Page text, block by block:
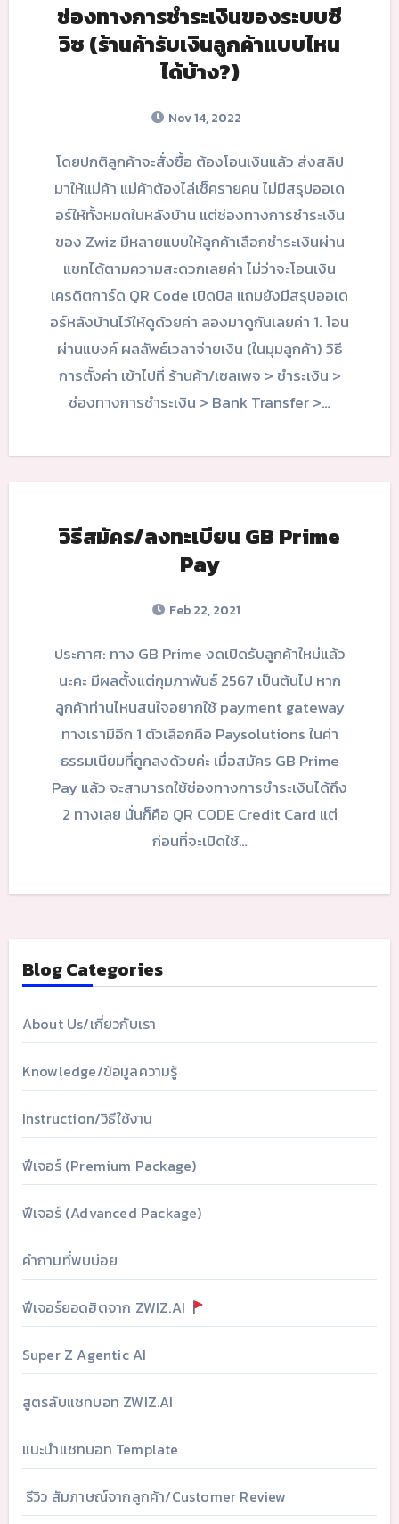
ช่องทางการชำระเงินของระบบซี
วิซ (ร้านค้ารับเงินลูกค้าแบบไหน
ได้บ้าง?)
Nov 14, 2022
โดยปกติลูกค้าจะสั่งซื้อ ต้องโอนเงินแล้ว ส่งสลิป
มาให้แม่ค้า แม่ค้าต้องไล่เช็ครายคน ไม่มีสรุปออเด
อร์ให้ทั้งหมดในหลังบ้าน แต่ช่องทางการชำระเงิน
ของ Zwiz มีหลายแบบให้ลูกค้าเลือกชำระเงินผ่าน
แชทได้ตามความสะดวกเลยค่า ไม่ว่าจะโอนเงิน
เครดิตการ์ด QR Code เปิดบิล แถมยังมีสรุปออเด
อร์หลังบ้านไว้ให้ดูด้วยค่า ลองมาดูกันเลยค่า 1. โอน
ผ่านแบงค์ ผลลัพธ์เวลาจ่ายเงิน (ในมุมลูกค้า) วิธี
การตั้งค่า เข้าไปที่ ร้านค้า/เซลเพจ > ชำระเงิน >
ช่องทางการชำระเงิน > Bank Transfer >…
วิธีสมัคร/ลงทะเบียน GB Prime
Pay
Feb 22, 2021
ประกาศ: ทาง GB Prime งดเปิดรับลูกค้าใหม่แล้ว
นะคะ มีผลตั้งแต่กุมภาพันธ์ 2567 เป็นต้นไป หาก
ลูกค้าท่านไหนสนใจอยากใช้ payment gateway
ทางเรามีอีก 1 ตัวเลือกคือ Paysolutions ในค่า
ธรรมเนียมที่ถูกลงด้วยค่ะ เมื่อสมัคร GB Prime
Pay แล้ว จะสามารถใช้ช่องทางการชำระเงินได้ถึง
2 ทางเลย นั่นก็คือ QR CODE Credit Card แต่
ก่อนที่จะเปิดใช้…
Blog Categories
About Us/เกี่ยวกับเรา
Knowledge/ข้อมูลความรู้
Instruction/วิธีใช้งาน
ฟีเจอร์ (Premium Package)
ฟีเจอร์ (Advanced Package)
คำถามที่พบบ่อย
ฟีเจอร์ยอดฮิตจาก ZWIZ.AI
Super Z Agentic AI
สูตรลับแชทบอท ZWIZ.AI
แนะนำแชทบอท Template
รีวิว สัมภาษณ์จากลูกค้า/Customer Review